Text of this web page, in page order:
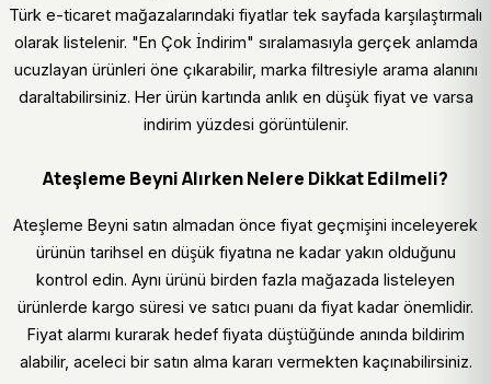
Türk e-ticaret mağazalarındaki fiyatlar tek sayfada karşılaştırmalı
olarak listelenir. "En Çok İndirim" sıralamasıyla gerçek anlamda
ucuzlayan ürünleri öne çıkarabilir, marka filtresiyle arama alanını
daraltabilirsiniz. Her ürün kartında anlık en düşük fiyat ve varsa
indirim yüzdesi görüntülenir.
Ateşleme Beyni Alırken Nelere Dikkat Edilmeli?
Ateşleme Beyni satın almadan önce fiyat geçmişini inceleyerek
ürünün tarihsel en düşük fiyatına ne kadar yakın olduğunu
kontrol edin. Aynı ürünü birden fazla mağazada listeleyen
ürünlerde kargo süresi ve satıcı puanı da fiyat kadar önemlidir.
Fiyat alarmı kurarak hedef fiyata düştüğünde anında bildirim
alabilir, aceleci bir satın alma kararı vermekten kaçınabilirsiniz.